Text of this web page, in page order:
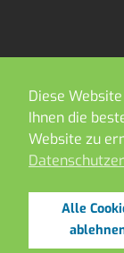
Copyright
Diese
Ihnen die
Website zu
Alle